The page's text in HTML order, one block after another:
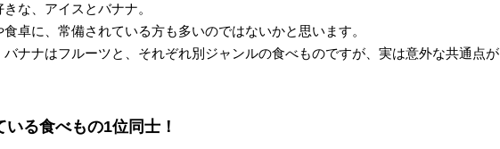
な、アイスとバナナ。
卓に、常備されている方も多いのではないかと思います。
バナナはフルーツと、それぞれ別ジャンルの食べものですが、実は意外な共通点が
いる食べもの1位同士！